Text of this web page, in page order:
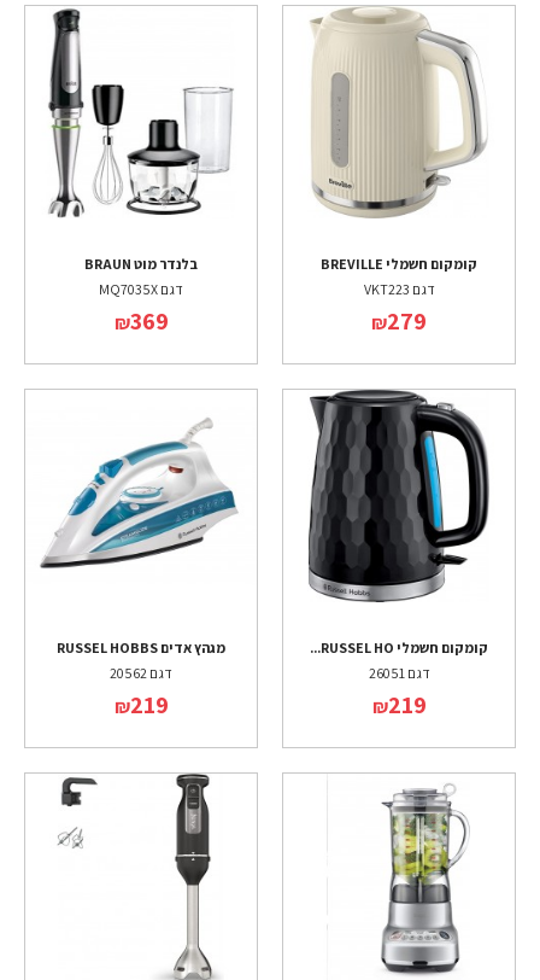
קומקום חשמלי BREVILLE
דגם VKT223
₪279
בלנדר מוט BRAUN
דגם MQ7035X
₪369
קומקום חשמלי RUSSEL HO...
דגם 26051
₪219
מגהץ אדים RUSSEL HOBBS
דגם 20562
₪219